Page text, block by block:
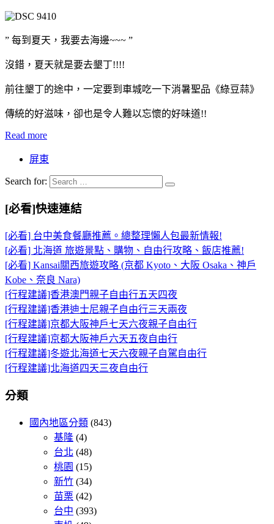
” 每到夏天，我要去海邊~~~ ”
沒錯，夏天就是要去墾丁!!!!
前往墾丁的途中，一定要到車城吃一下消暑聖品《綠豆蒜》
傳統的好滋味，卻也是令人難以忘懷的好味道!!
Read more
屏東
Search for:
[必看]快速連結
[必看] 台中美食餐廳推薦。總整理懶人包最新情報!
[必看] 北海道 旅遊景點、購物、自由行攻略、飯店推薦!
[必看] Kansai關西旅遊攻略 (京都 Kyoto、大阪 Osaka、神戶
Kobe、奈良 Nara)
[行程建議]香港澳門親子自由行五天四夜
[行程建議]香港迪士尼親子自由行三天兩夜
[行程建議]京都大阪神戶七天六夜親子自由行
[行程建議]京都大阪神戶六天五夜自由行
[行程建議]冬遊北海道七天六夜親子自駕自由行
[行程建議]北海道四天三夜自由行
分類
國內地區分類 (843)
基隆 (4)
台北 (48)
桃園 (15)
新竹 (34)
苗栗 (42)
台中 (393)